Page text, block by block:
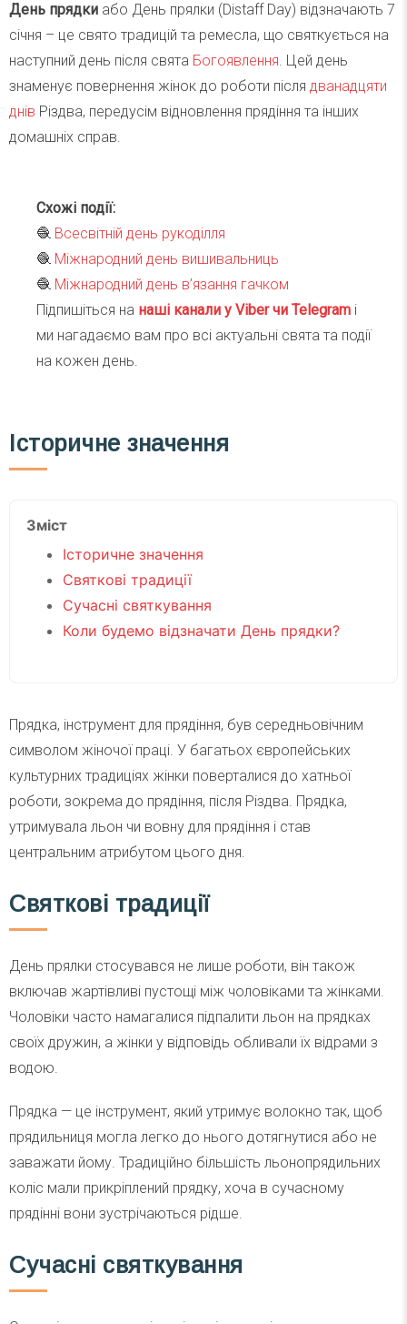
День прядки або День прялки (Distaff Day) відзначають 7
січня – це свято традицій та ремесла, що святкується на
наступний день після свята Богоявлення. Цей день
знаменує повернення жінок до роботи після дванадцяти
днів Різдва, передусім відновлення прядіння та інших
домашніх справ.
Схожі події:
🧶 Всесвітній день рукоділля
🧶 Міжнародний день вишивальниць
🧶 Міжнародний день в’язання гачком
Підпишіться на наші канали у Viber чи Telegram і
ми нагадаємо вам про всі актуальні свята та події
на кожен день.
Історичне значення
Зміст
Історичне значення
Святкові традиції
Сучасні святкування
Коли будемо відзначати День прядки?
Прядка, інструмент для прядіння, був середньовічним
символом жіночої праці. У багатьох європейських
культурних традиціях жінки поверталися до хатньої
роботи, зокрема до прядіння, після Різдва. Прядка,
утримувала льон чи вовну для прядіння і став
центральним атрибутом цього дня.
Святкові традиції
День прялки стосувався не лише роботи, він також
включав жартівливі пустощі між чоловіками та жінками.
Чоловіки часто намагалися підпалити льон на прядках
своїх дружин, а жінки у відповідь обливали їх відрами з
водою.
Прядка — це інструмент, який утримує волокно так, щоб
прядильниця могла легко до нього дотягнутися або не
заважати йому. Традиційно більшість льонопрядильних
коліс мали прикріплений прядку, хоча в сучасному
прядінні вони зустрічаються рідше.
Сучасні святкування